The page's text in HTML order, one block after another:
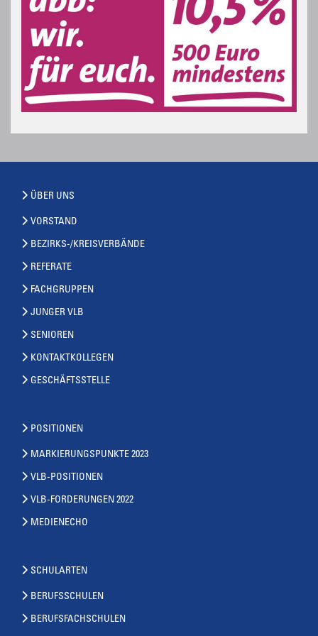
ÜBER UNS
VORSTAND
BEZIRKS-/KREISVERBÄNDE
REFERATE
FACHGRUPPEN
JUNGER VLB
SENIOREN
KONTAKTKOLLEGEN
GESCHÄFTSSTELLE
POSITIONEN
MARKIERUNGSPUNKTE 2023
VLB-POSITIONEN
VLB-FORDERUNGEN 2022
MEDIENECHO
SCHULARTEN
BERUFSSCHULEN
BERUFSFACHSCHULEN